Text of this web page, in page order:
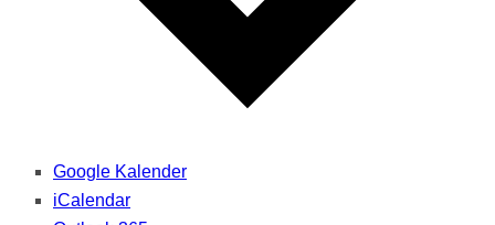
Google Kalender
iCalendar